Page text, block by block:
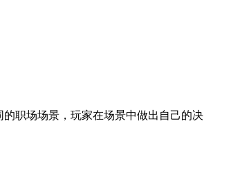
职场场景，玩家在场景中做出自己的决